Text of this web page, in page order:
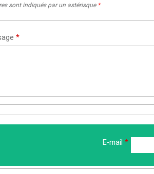
sont indiqués par un astérisque *
*
E-mail *